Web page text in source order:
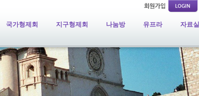
국가형제회 지구형제회 나눔방 유프라 자료실